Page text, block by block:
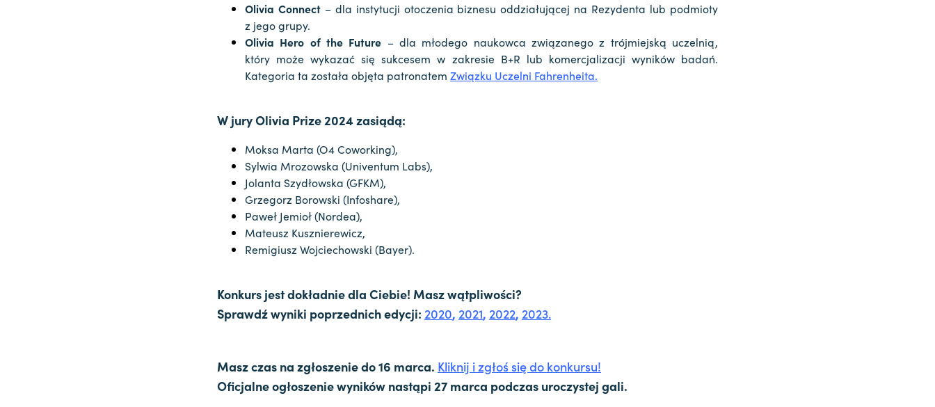
Olivia Connect– dla instytucji otoczenia biznesu oddziałującej na Rezydenta lub podmioty
z jego grupy.
Olivia Hero of the Future – dla młodego naukowca związanego z trójmiejską uczelnią,
który może wykazać się sukcesem w zakresie B+R lub komercjalizacji wyników badań.
Kategoria ta została objęta patronatem Związku Uczelni Fahrenheita.
W jury Olivia Prize 2024 zasiądą:
Moksa Marta (O4 Coworking),
Sylwia Mrozowska (Univentum Labs),
Jolanta Szydłowska (GFKM),
Grzegorz Borowski (Infoshare),
Paweł Jemioł (Nordea),
Mateusz Kusznierewicz,
Remigiusz Wojciechowski (Bayer).
Konkurs jest dokładnie dla Ciebie! Masz wątpliwości?
Sprawdź wyniki poprzednich edycji: 2020, 2021, 2022, 2023.
Masz czas na zgłoszenie do 16 marca. Kliknij i zgłoś się do konkursu!
Oficjalne ogłoszenie wyników nastąpi 27 marca podczas uroczystej gali.